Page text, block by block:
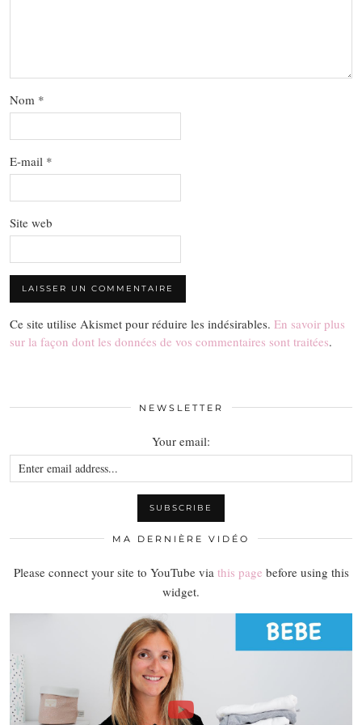
Nom *
E-mail *
Site web
Ce site utilise Akismet pour réduire les indésirables. En savoir plus
sur la façon dont les données de vos commentaires sont traitées.
NEWSLETTER
Your email:
MA DERNIÈRE VIDÉO
Please connect your site to YouTube via this page before using this
widget.